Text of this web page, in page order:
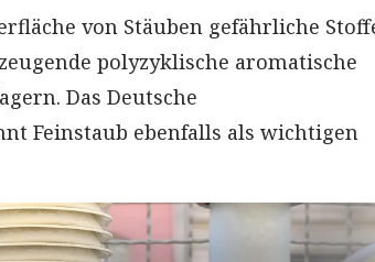
von Stäuben gefährliche
polyzyklische aromatische
Das Deutsche
Feinstaub ebenfalls als wichtigen